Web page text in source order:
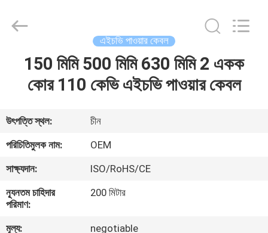
আমাদের
সম্পর্কে
কারখানা
ভ্রমণ
Management
Services
Reserved.
এইচভি পাওয়ার কেবল
150 মিমি 500 মিমি 630 মিমি 2 একক
কোর 110 কেভি এইচভি পাওয়ার কেবল
উৎপত্তি স্থল:
চীন
পরিচিতিমুলক নাম:
OEM
সাক্ষ্যদান:
ISO/RoHS/CE
ন্যূনতম চাহিদার
পরিমাণ:
200 মিটার
মূল্য:
negotiable